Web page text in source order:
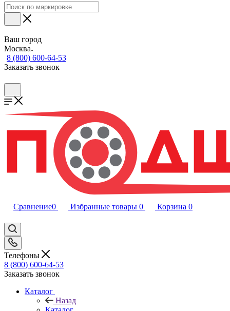
Ваш город
Москва
8 (800) 600-64-53
Заказать звонок
Сравнение0 Избранные товары 0 Корзина 0
Телефоны
8 (800) 600-64-53
Заказать звонок
Каталог
Назад